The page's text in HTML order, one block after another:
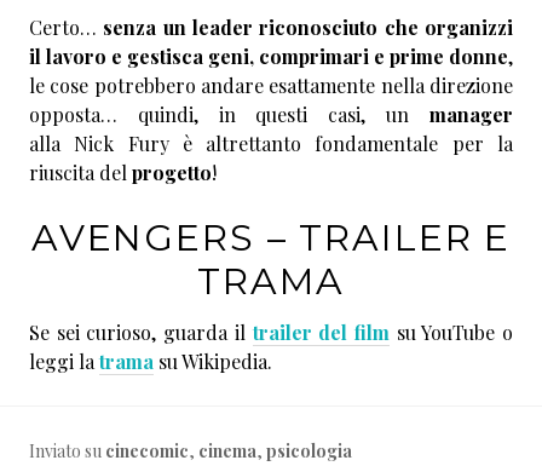
Certo… senza un leader riconosciuto che organizzi
il lavoro e gestisca geni, comprimari e prime donne,
le cose potrebbero andare esattamente nella direzione
opposta… quindi, in questi casi, un manager
alla Nick Fury è altrettanto fondamentale per la
riuscita del progetto!
AVENGERS – TRAILER E
TRAMA
Se sei curioso, guarda iltrailer del film su YouTube o
leggi latrama su Wikipedia.
Inviato su cinecomic, cinema, psicologia